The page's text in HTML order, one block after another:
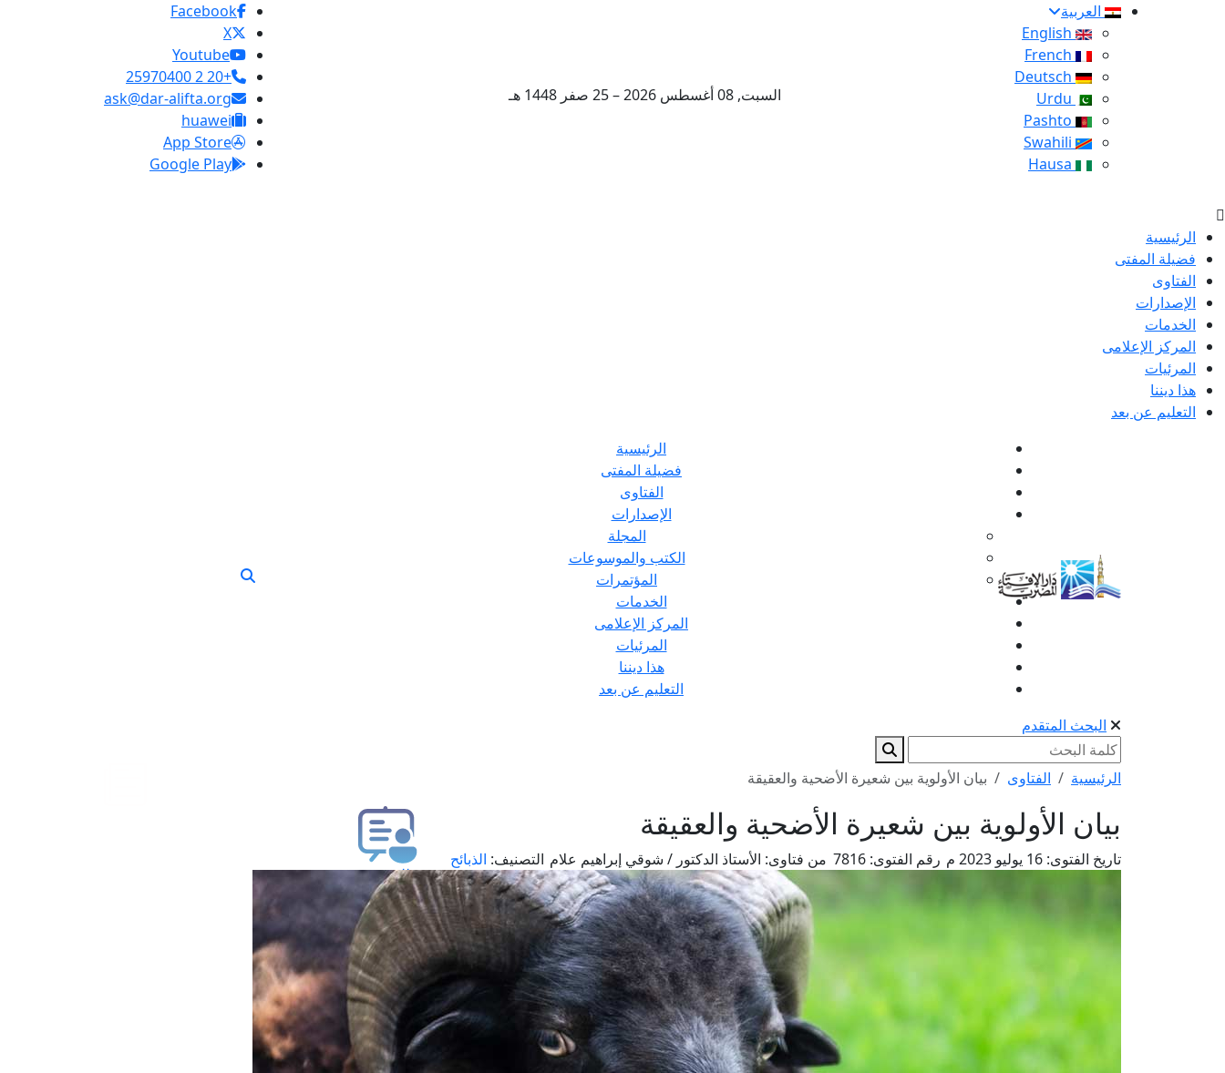
العربية
السبت, 08 أغسطس 2026 – 25 صفر 1448 هـ
Facebook
X
Youtube
+20 2 25970400
ask@dar-alifta.org
huawei
App Store
Google Play
الرئيسية
فضيلة المفتى
الفتاوى
الإصدارات
الخدمات
المركز الإعلامى
المرئيات
هذا ديننا
التعليم عن بعد
الرئيسية
فضيلة المفتى
الفتاوى
الإصدارات
المجلة
الكتب والموسوعات
المؤتمرات
الخدمات
المركز الإعلامى
المرئيات
هذا ديننا
التعليم عن بعد
البحث المتقدم
الرئيسية الفتاوى بيان الأولوية بين شعيرة الأضحية والعقيقة
بيان الأولوية بين شعيرة الأضحية والعقيقة
تاريخ الفتوى: رقم الفتوى: 7816 من فتاوى: الأستاذ الدكتور / شوقي إبراهيم علام التصنيف: الذبائح
طلب فتوى
استعلام عن فتوى
حجز موعد